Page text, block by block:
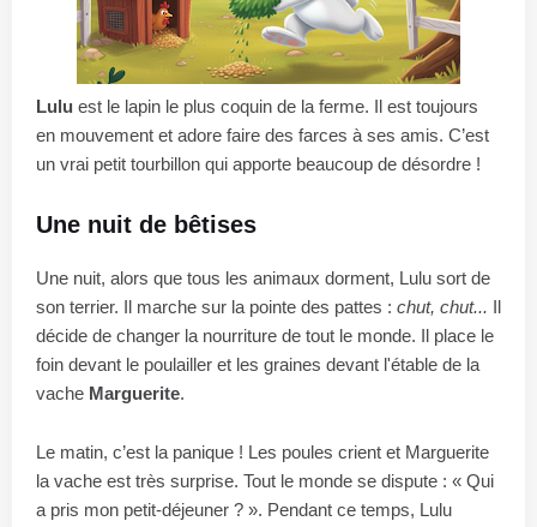
Lulu est le lapin le plus coquin de la ferme. Il est toujours
en mouvement et adore faire des farces à ses amis. C’est
un vrai petit tourbillon qui apporte beaucoup de désordre !
Une nuit de bêtises
Une nuit, alors que tous les animaux dorment, Lulu sort de
son terrier. Il marche sur la pointe des pattes : chut, chut... Il
décide de changer la nourriture de tout le monde. Il place le
foin devant le poulailler et les graines devant l'étable de la
vache Marguerite.
Le matin, c’est la panique ! Les poules crient et Marguerite
la vache est très surprise. Tout le monde se dispute : « Qui
a pris mon petit-déjeuner ? ». Pendant ce temps, Lulu